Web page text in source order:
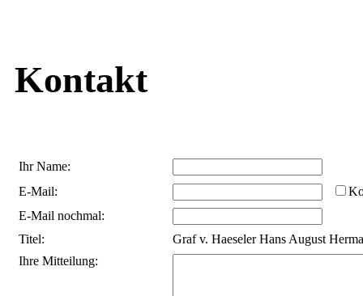
Kontakt
Ihr Name:
E-Mail:
E-Mail nochmal:
Titel:
Graf v. Haeseler Hans August
Ihre Mitteilung: